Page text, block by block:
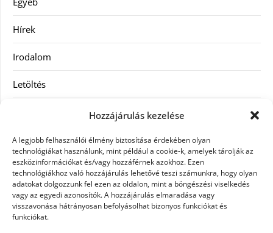
Hozzájárulás kezelése
A legjobb felhasználói élmény biztosítása érdekében olyan
technológiákat használunk, mint például a cookie-k, amelyek tárolják az
eszközinformációkat és/vagy hozzáférnek azokhoz. Ezen
technológiákhoz való hozzájárulás lehetővé teszi számunkra, hogy olyan
adatokat dolgozzunk fel ezen az oldalon, mint a böngészési viselkedés
vagy az egyedi azonosítók. A hozzájárulás elmaradása vagy
visszavonása hátrányosan befolyásolhat bizonyos funkciókat és
funkciókat.
Hírek
Irodalom
Letöltés
SEO
Szolgáltatás
Szórakozás
Táskák